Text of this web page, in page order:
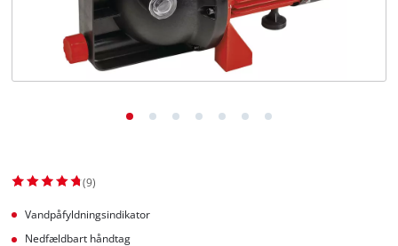
(9)
Vandpåfyldningsindikator
Nedfældbart håndtag